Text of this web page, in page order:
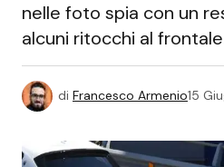
nelle foto spia con un
alcuni ritocchi al
di Francesco Armenio15